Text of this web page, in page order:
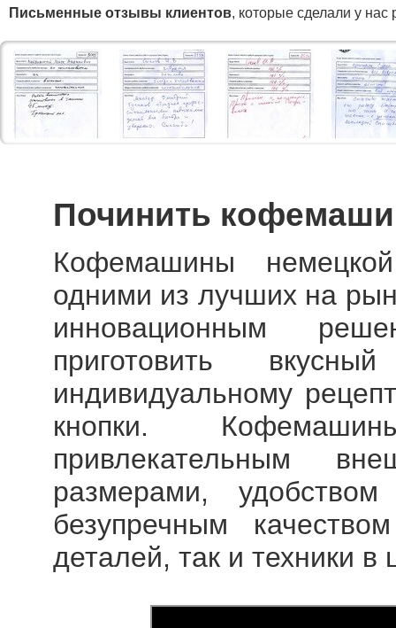
Письменные отзывы клиентов, которые сделали у нас
Починить
Кофемашины
одними из лучших на
инновационным
приготовить
индивидуальному
кнопки.
привлекательным
размерами,
безупречным
деталей, так и техники в